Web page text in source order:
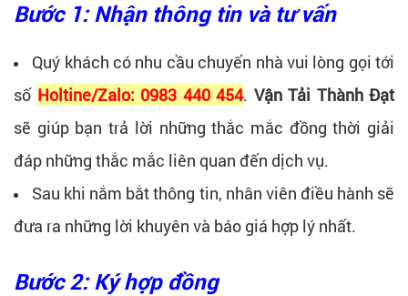
Bước 1: Nhận thông tin và tư vấn
Quý khách có nhu cầu chuyển nhà vui lòng gọi tới
số Holtine/Zalo: 0983 440 454. Vận Tải Thành Đạt
sẽ giúp bạn trả lời những thắc mắc đồng thời giải
đáp những thắc mắc liên quan đến dịch vụ.
Sau khi nắm bắt thông tin, nhân viên điều hành sẽ
đưa ra những lời khuyên và báo giá hợp lý nhất.
Bước 2: Ký hợp đồng